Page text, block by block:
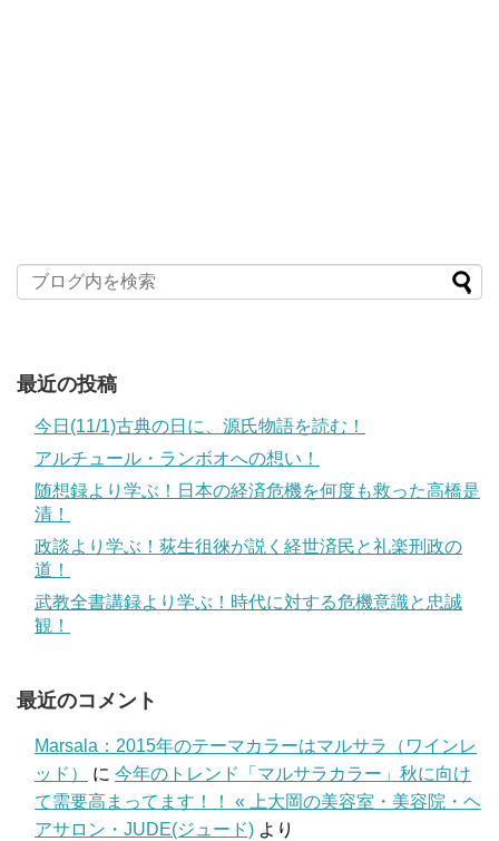
最近の投稿
今日(11/1)古典の日に、源氏物語を読む！
アルチュール・ランボオへの想い！
随想録より学ぶ！日本の経済危機を何度も救った高橋是
清！
政談より学ぶ！荻生徂徠が説く経世済民と礼楽刑政の
道！
武教全書講録より学ぶ！時代に対する危機意識と忠誠
観！
最近のコメント
Marsala：2015年のテーマカラーはマルサラ（ワインレ
ッド）
に 今年のトレンド「マルサラカラー」秋に向け
て需要高まってます！！ « 上大岡の美容室・美容院・ヘ
アサロン・JUDE(ジュード) より